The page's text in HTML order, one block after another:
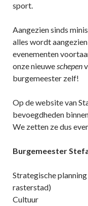
sport.
Aangezien sinds
alles wordt
evenementen
onze nieuweschepen
burgemeester zelf!
Op de website van
bevoegdheden
We zetten ze dus
Burgemeester
Strategische
rasterstad)
Cultuur